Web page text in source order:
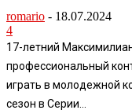
romario - 18.07.2024
4
17-летний
профессиональный
играть в молодежной
сезон в Серии...